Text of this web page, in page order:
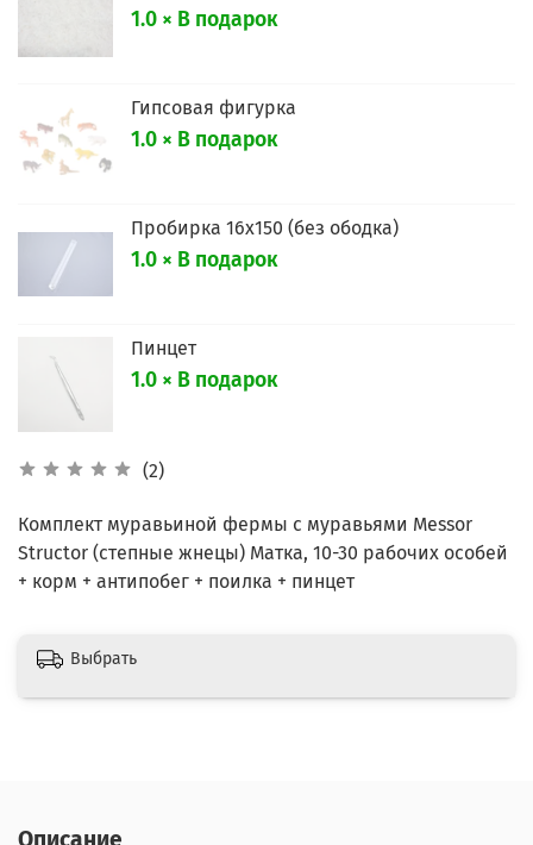
(2)
1.0 × В подарок
Гипсовая фигурка
1.0 × В подарок
Пробирка 16х150 (без ободка)
1.0 × В подарок
Пинцет
1.0 × В подарок
Комплект муравьиной фермы с муравьями Messor
Structor (степные жнецы) Матка, 10-30 рабочих особей
+ корм + антипобег + поилка + пинцет
Выбрать
Описание